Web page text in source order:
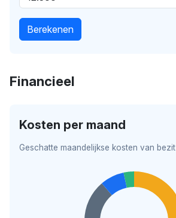
Berekenen
Financieel
Kosten per maand
Geschatte maandelijkse kosten van bezit